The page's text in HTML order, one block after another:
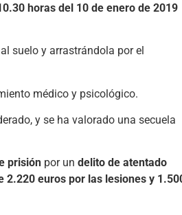
horas del 10 de enero de 2019
al suelo y arrastrándola porel
médico y psicológico.
, y se ha valorado una secuela
prisión por un delito de atentado
2.220 euros por las lesiones y